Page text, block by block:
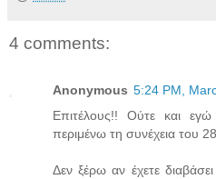
4 comments:
Anonymous 5:24 PM,
Επιτέλους!! Ούτε και
περιμένω τη συνέχεια του
Δεν ξέρω αν έχετε